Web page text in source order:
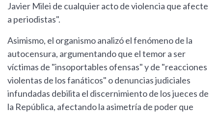
Javier Milei de cualquier acto de violencia que afecte
a periodistas".
Asimismo, el organismo analizó el fenómeno de la
autocensura, argumentando que el temor a ser
víctimas de "insoportables ofensas" y de "reacciones
violentas de los fanáticos" o denuncias judiciales
infundadas debilita el discernimiento de los jueces de
la República, afectando la asimetría de poder que